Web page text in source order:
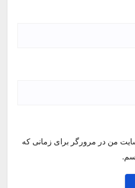
من در مرورگر برای زمانی که